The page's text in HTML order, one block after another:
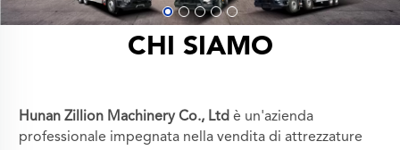
CHI SIAMO
Hunan Zillion Machinery Co., Ltd è un'azienda
professionale impegnata nella vendita di attrezzature